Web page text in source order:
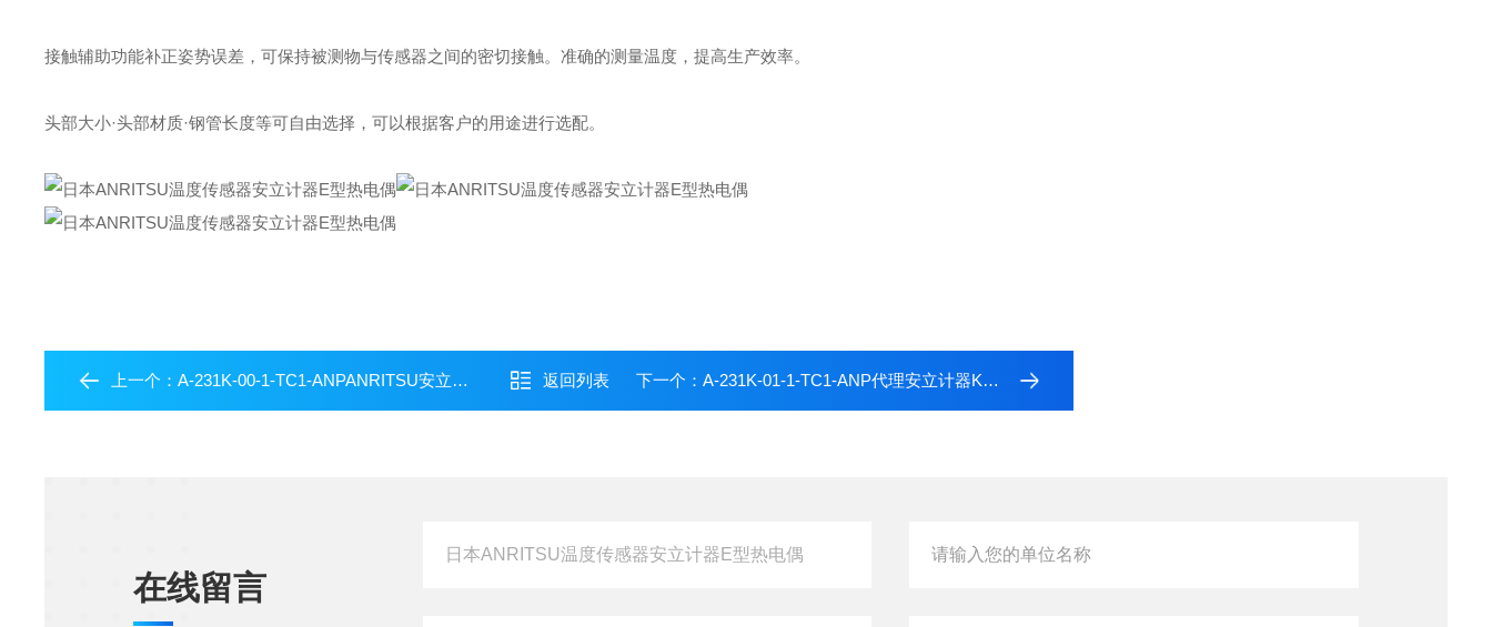
接触辅助功能补正姿势误差，可保持被测物与传感器之间的密切接触。准确的测量温度，提高生产效率。
头部大小·头部材质·钢管长度等可自由选择，可以根据客户的用途进行选配。
上一个：A-231K-00-1-TC1-ANPANRITSU安立计器株式会社温度传感器热电偶 返回列表 下一个： A-231K-01-1-TC1-ANP代理安立计器K型热电偶ANRITSU温度传感器
在线留言